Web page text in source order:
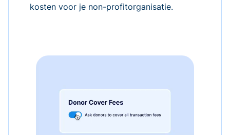
kosten voor je non-profitorganisatie.